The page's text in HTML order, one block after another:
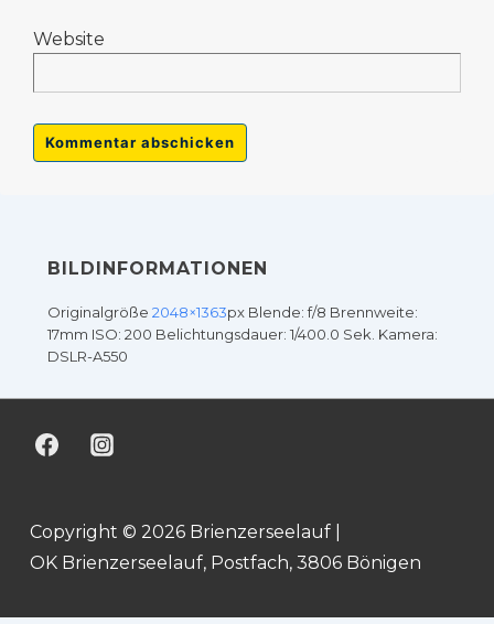
Website
BILDINFORMATIONEN
Originalgröße 2048×1363px Blende: f/8 Brennweite:
17mm ISO: 200 Belichtungsdauer: 1/400.0 Sek. Kamera:
DSLR-A550
Copyright © 2026 Brienzerseelauf |
OK Brienzerseelauf, Postfach, 3806 Bönigen